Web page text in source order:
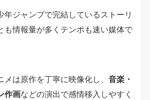
年ジャンプで完結しているストーリ
も情報量が多くテンポも速い媒体で
は原作を丁寧に映像化し、 音楽・
作画などの演出で感情移入しやすく